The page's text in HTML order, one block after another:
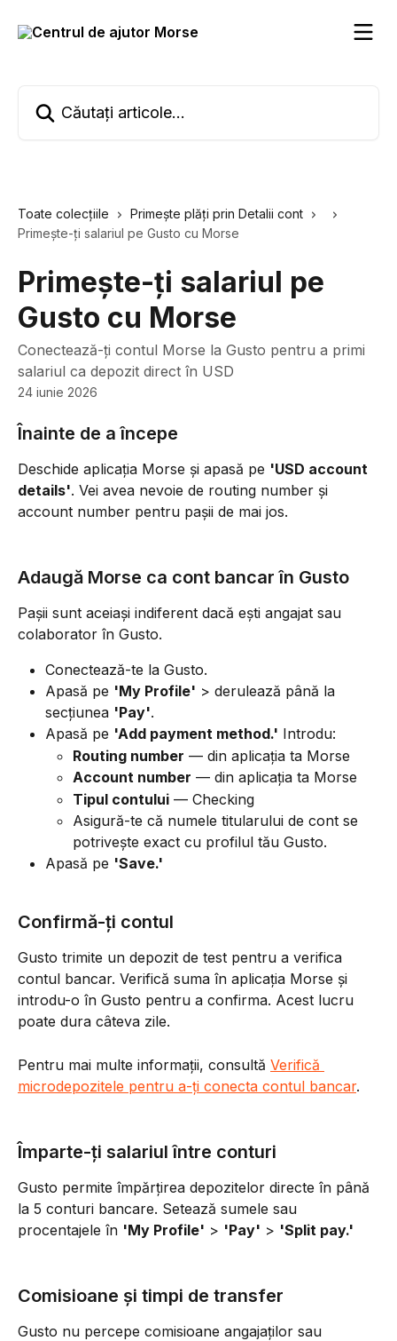
Toate colecțiile
Primește plăți prin Detalii cont
Primește-ți salariul pe Gusto cu Morse
Primește-ți salariul pe
Gusto cu Morse
Conectează-ți contul Morse la Gusto pentru a primi
salariul ca depozit direct în USD
24 iunie 2026
Înainte de a începe
Deschide aplicația Morse și apasă pe 'USD account
details'. Vei avea nevoie de routing number și
account number pentru pașii de mai jos.
Adaugă Morse ca cont bancar în Gusto
Pașii sunt aceiași indiferent dacă ești angajat sau
colaborator în Gusto.
Conectează-te la Gusto.
Apasă pe 'My Profile' > derulează până la
secțiunea 'Pay'.
Apasă pe 'Add payment method.' Introdu:
Routing number — din aplicația ta Morse
Account number — din aplicația ta Morse
Tipul contului — Checking
Asigură-te că numele titularului de cont se
potrivește exact cu profilul tău Gusto.
Apasă pe 'Save.'
Confirmă-ți contul
Gusto trimite un depozit de test pentru a verifica
contul bancar. Verifică suma în aplicația Morse și
introdu-o în Gusto pentru a confirma. Acest lucru
poate dura câteva zile.
Pentru mai multe informații, consultă Verifică
microdepozitele pentru a-ți conecta contul bancar.
Împarte-ți salariul între conturi
Gusto permite împărțirea depozitelor directe în până
la 5 conturi bancare. Setează sumele sau
procentajele în 'My Profile' > 'Pay' > 'Split pay.'
Comisioane și timpi de transfer
Gusto nu percepe comisioane angajaților sau